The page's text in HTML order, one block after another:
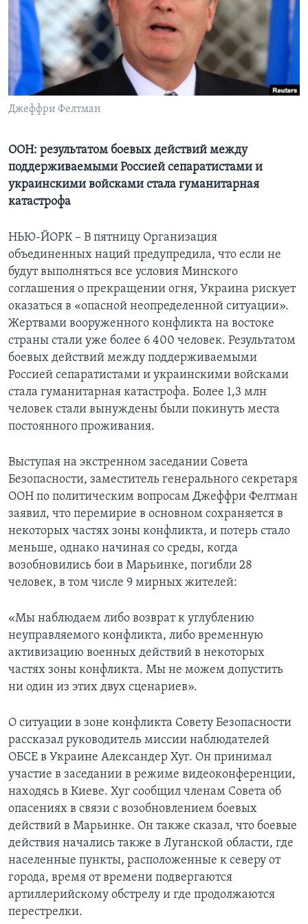
Learning English
СОЦИАЛЬНЫЕ СЕТИ
Джеффри Фелтман
ООН: результатом боевых действий между
поддерживаемыми Россией сепаратистами и
украинскими войсками стала гуманитарная
катастрофа
НЬЮ-ЙОРК – В пятницу Организация
объединенных наций предупредила, что если не
будут выполняться все условия Минского
соглашения о прекращении огня, Украина рискует
оказаться в «опасной неопределенной ситуации».
Жертвами вооруженного конфликта на востоке
страны стали уже более 6 400 человек. Результатом
боевых действий между поддерживаемыми
Россией сепаратистами и украинскими войсками
стала гуманитарная катастрофа. Более 1,3 млн
человек стали вынуждены были покинуть места
постоянного проживания.
Выступая на экстренном заседании Совета
Безопасности, заместитель генерального секретаря
ООН по политическим вопросам Джеффри Фелтман
заявил, что перемирие в основном сохраняется в
некоторых частях зоны конфликта, и потерь стало
меньше, однако начиная со среды, когда
возобновились бои в Марьинке, погибли 28
человек, в том числе 9 мирных жителей:
«Мы наблюдаем либо возврат к углублению
неуправляемого конфликта, либо временную
активизацию военных действий в некоторых
частях зоны конфликта. Мы не можем допустить
ни один из этих двух сценариев».
О ситуации в зоне конфликта Совету Безопасности
рассказал руководитель миссии наблюдателей
ОБСЕ в Украине Александер Хуг. Он принимал
участие в заседании в режиме видеоконференции,
находясь в Киеве. Хуг сообщил членам Совета об
опасениях в связи с возобновлением боевых
действий в Марьинке. Он также сказал, что боевые
действия начались также в Луганской области, где
населенные пункты, расположенные к северу от
города, время от времени подвергаются
артиллерийскому обстрелу и где продолжаются
перестрелки.